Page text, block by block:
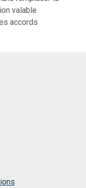
valable
accords